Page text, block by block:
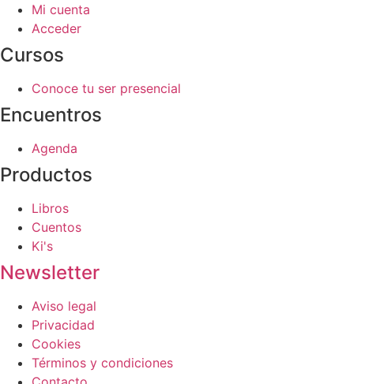
Mi cuenta
Acceder
Cursos
Conoce tu ser presencial
Encuentros
Agenda
Productos
Libros
Cuentos
Ki's
Newsletter
Aviso legal
Privacidad
Cookies
Términos y condiciones